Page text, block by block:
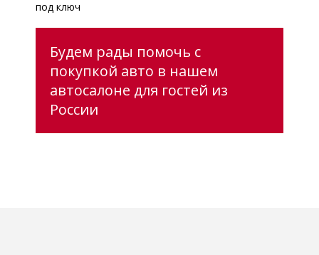
под ключ
Будем рады помочь с
покупкой авто в нашем
автосалоне для гостей из
России